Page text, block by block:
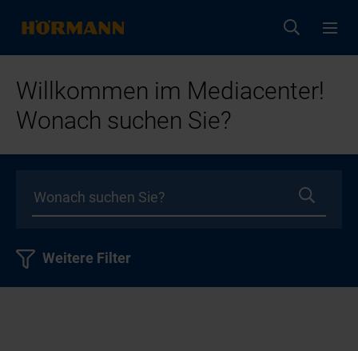
Willkommen im Mediacenter!
Wonach suchen Sie?
Weitere Filter